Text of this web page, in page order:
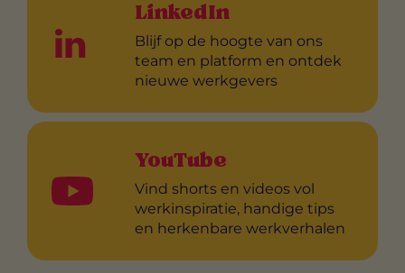
LinkedIn
Blijf op de hoogte van ons
team en platform en ontdek
nieuwe werkgevers
YouTube
Vind shorts en videos vol
werkinspiratie, handige tips
en herkenbare werkverhalen